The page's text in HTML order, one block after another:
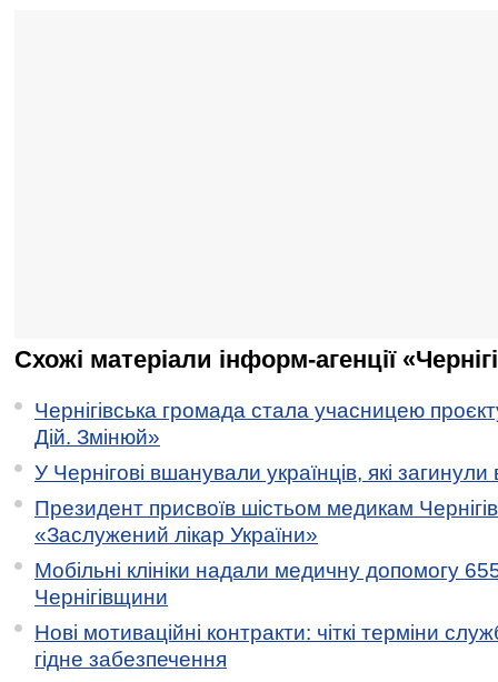
Схожі матеріали інформ-агенції
Чернігівська громада стала учасницею
Дій. Змінюй»
У Чернігові вшанували українців, які загинули
Президент присвоїв шістьом медикам
«Заслужений лікар України»
Мобільні клініки надали медичну допомогу
Чернігівщини
Нові мотиваційні контракти: чіткі терміни
гідне забезпечення